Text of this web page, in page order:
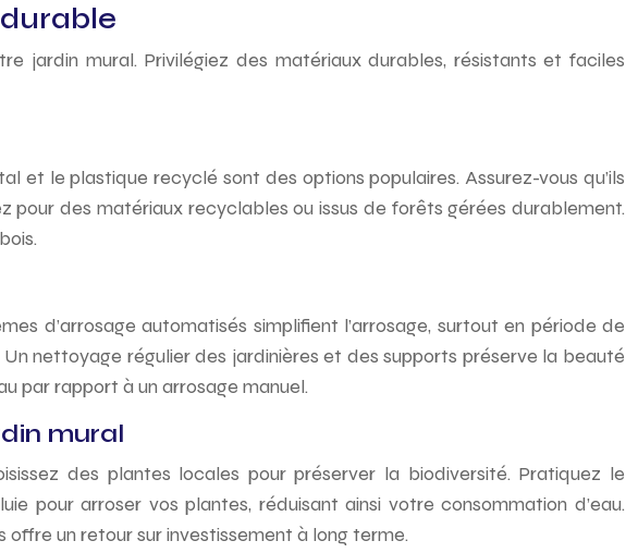
jardin mural. Privilégiez des matériaux durables, résistants et faciles
le plastique recyclé sont des options populaires. Assurez-vous qu’ils
des matériaux recyclables ou issus de forêts gérées durablement.
d’arrosage automatisés simplifient l’arrosage, surtout en période de
nettoyage régulier des jardinières et des supports préserve la beauté
par rapport à un arrosage manuel.
mural
des plantes locales pour préserver la biodiversité. Pratiquez le
pour arroser vos plantes, réduisant ainsi votre consommation d’eau.
un retour sur investissement à long terme.